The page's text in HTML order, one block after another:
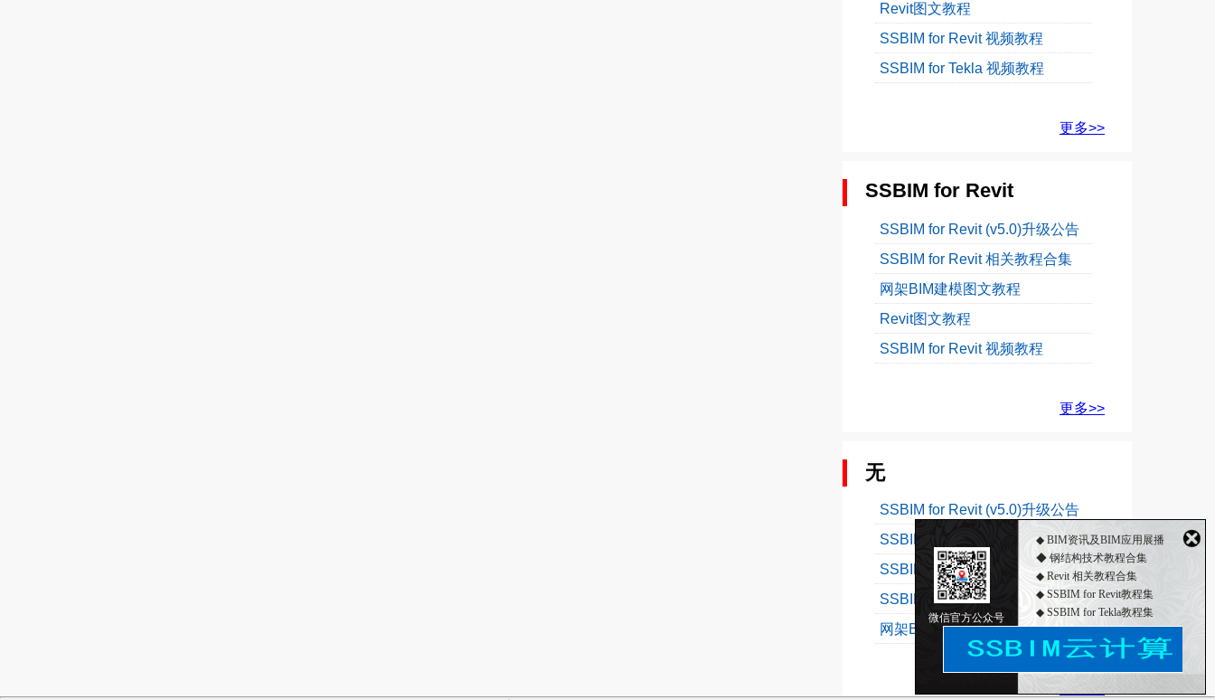
Revit图文教程
SSBIM for Revit 视频教程
SSBIM for Tekla 视频教程
更多>>
SSBIM for Revit
SSBIM for Revit (v5.0)升级公告
SSBIM for Revit 相关教程合集
网架BIM建模图文教程
Revit图文教程
SSBIM for Revit 视频教程
更多>>
无
SSBIM for Revit (v5.0)升级公告
SSBIM(V3.0) for Tekla 升级公告
SSBIM for Revit 相关教程合集
SSBIM for Tekla 相关教程合集
网架BIM建模图文教程
更多>>
微信官方公众号
◆ BIM资讯及BIM应用展播
◆ 钢结构技术教程合集
◆ Revit 相关教程合集
◆ SSBIM for Revit教程集
◆ SSBIM for Tekla教程集
◆ 2018年12月3日钢构主材价格行情